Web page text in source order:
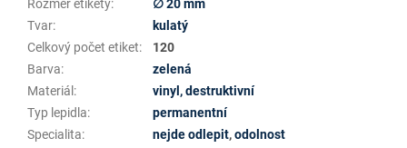
Rozměr etikety:
∅ 20 mm
Tvar:
kulatý
Celkový počet etiket:
120
Barva:
zelená
Materiál :
vinyl, destruktivní
Typ lepidla:
permanentní
Specialita: nejde odlepit,odolnost